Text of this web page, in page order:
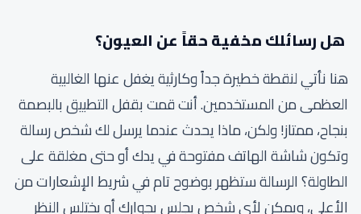
هل رسائلك مخفية حقاً عن العيون؟
هنا نأتي لنقطة خطيرة جداً وكارثية يغفل عنها الغالبية
العظمى من المستخدمين. أنت قمت بقفل التطبيق بالبصمة
بنجاح، ممتاز! ولكن، ماذا يحدث عندما يرسل لك شخص رسالة
وتكون شاشة الهاتف مفتوحة في يدك أو حتى مغلقة على
الطاولة؟ الرسالة ستظهر بوضوح تام في شريط الإشعارات من
الأعلى، ويمكن لأي شخص يجلس بجوارك أو يختلس النظر